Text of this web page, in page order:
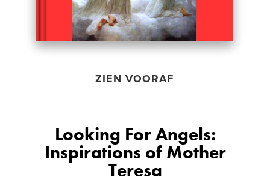
ZIEN VOORAF
Looking For Angels:
Inspirations of Mother
Teresa